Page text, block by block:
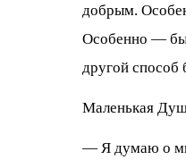
добрым.
Особенно —
другой способ
Маленькая
— Я думаю о